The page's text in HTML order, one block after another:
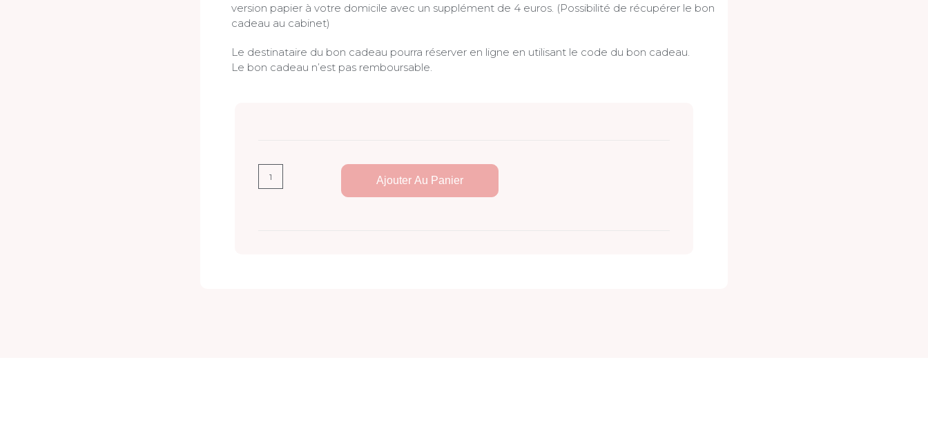
version papier à votre domicile avec un supplément de 4 euros. (Possibilité de récupérer le bon
cadeau au cabinet)
Le destinataire du bon cadeau pourra réserver en ligne en utilisant le code du bon cadeau.
Le bon cadeau n’est pas remboursable.
Ajouter Au Panier